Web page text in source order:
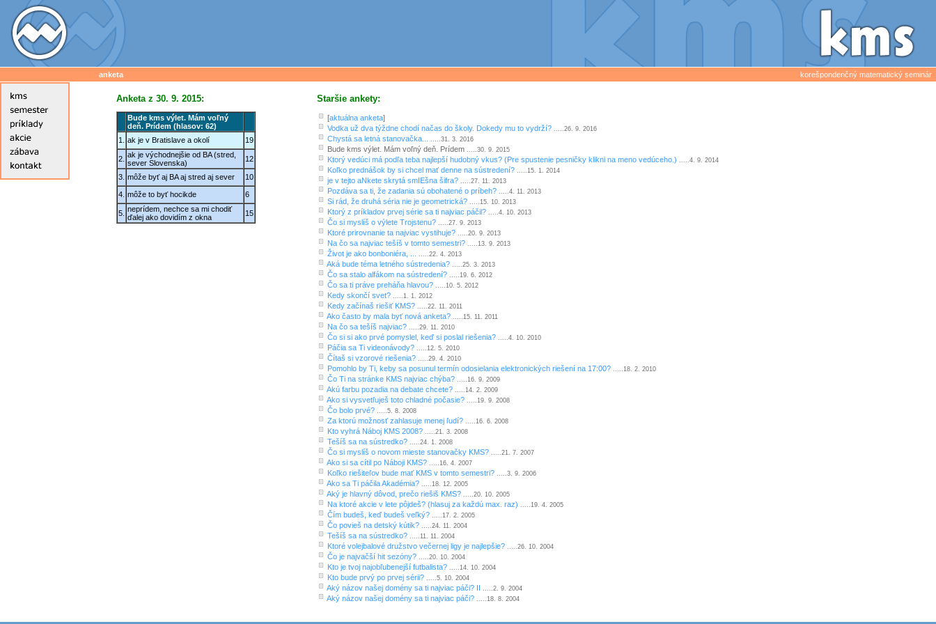
anketa korešpondenčný matematický seminár
Anketa z 30. 9. 2015:
Bude kms výlet. Mám voľný
deň. Prídem (hlasov: 62)
1.
ak je v Bratislave a okolí 19
2. ak je východnejšie od BA (stred,
sever Slovenska)
12
3. môže byť aj BA aj stred aj sever 10
4. môže to byť hocikde 6
5. neprídem, nechce sa mi chodiť
ďalej ako dovidím z okna
15
Staršie ankety:
[aktuálna anketa]
Vodka už dva týždne chodí načas do školy. Dokedy mu to vydrží? .....26. 9. 2016
Chystá sa letná stanovačka... .....31. 3. 2016
Bude kms výlet. Mám voľný deň. Prídem .....30. 9. 2015
Ktorý vedúci má podľa teba najlepší hudobný vkus? (Pre spustenie pesničky klikni na meno vedúceho.) .....4. 9. 2014
Koľko prednášok by si chcel mať denne na sústredení? .....15. 1. 2014
je v tejto aNkete skrytá smIEšna šifra? .....27. 11. 2013
Pozdáva sa ti, že zadania sú obohatené o príbeh? .....4. 11. 2013
Si rád, že druhá séria nie je geometrická? .....15. 10. 2013
Ktorý z príkladov prvej série sa ti najviac páčil? .....4. 10. 2013
Čo si myslíš o výlete Trojstenu? .....27. 9. 2013
Ktoré prirovnanie ta najviac vystihuje? .....20. 9. 2013
Na čo sa najviac tešíš v tomto semestri? .....13. 9. 2013
Život je ako bonboniéra, ... .....22. 4. 2013
Aká bude téma letného sústredenia? .....25. 3. 2013
Čo sa stalo alfákom na sústredení? .....19. 6. 2012
Čo sa ti práve preháňa hlavou? .....10. 5. 2012
Kedy skončí svet? .....1. 1. 2012
Kedy začínaš riešiť KMS? .....22. 11. 2011
Ako často by mala byť nová anketa? .....15. 11. 2011
Na čo sa tešíš najviac? .....29. 11. 2010
Čo si si ako prvé pomyslel, keď si poslal riešenia? .....4. 10. 2010
Páčia sa Ti videonávody? .....12. 5. 2010
Čítaš si vzorové riešenia? .....29. 4. 2010
Pomohlo by Ti, keby sa posunul termín odosielania elektronických riešení na 17:00? .....18. 2. 2010
Čo Ti na stránke KMS najviac chýba? .....16. 9. 2009
Akú farbu pozadia na debate chcete? .....14. 2. 2009
Ako si vysvetľuješ toto chladné počasie? .....19. 9. 2008
Čo bolo prvé? .....5. 8. 2008
Za ktorú možnosť zahlasuje menej ľudí? .....16. 6. 2008
Kto vyhrá Náboj KMS 2008? .....21. 3. 2008
Tešíš sa na sústredko? .....24. 1. 2008
Čo si myslíš o novom mieste stanovačky KMS? .....21. 7. 2007
Ako si sa cítil po Náboji KMS? .....16. 4. 2007
Koľko riešiteľov bude mať KMS v tomto semestri? .....3. 9. 2006
Ako sa Ti páčila Akadémia? .....18. 12. 2005
Aký je hlavný dôvod, prečo riešiš KMS? .....20. 10. 2005
Na ktoré akcie v lete pôjdeš? (hlasuj za každú max. raz) .....19. 4. 2005
Čím budeš, keď budeš veľký? .....17. 2. 2005
Čo povieš na detský kútik? .....24. 11. 2004
Tešíš sa na sústredko? .....11. 11. 2004
Ktoré volejbalové družstvo večernej ligy je najlepšie? .....26. 10. 2004
Čo je najvačší hit sezóny? .....20. 10. 2004
Kto je tvoj najobľubenejší futbalista? .....14. 10. 2004
Kto bude prvý po prvej sérii? .....5. 10. 2004
Aký názov našej domény sa ti najviac páči? II .....2. 9. 2004
Aký názov našej domény sa ti najviac páči? .....18. 8. 2004